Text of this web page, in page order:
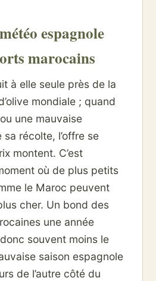
espagnole
marocains
à elle seule près de la
mondiale ; quand
une mauvaise
récolte, l’offre se
montent. C’est
où de plus petits
le Maroc peuvent
cher. Un bond des
une année
souvent moins le
saison espagnole
de l’autre côté du